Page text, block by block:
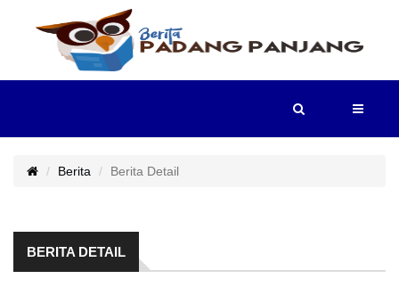
HOME
PADANG
Berita Berita Detail
BERITA DETAIL